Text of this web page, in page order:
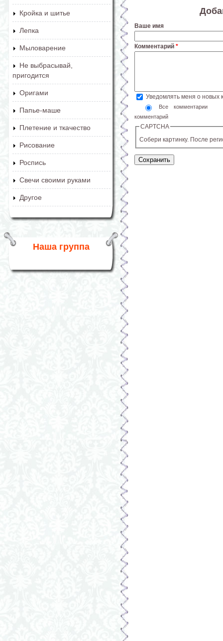
Кройка и шитье
Лепка
Мыловарение
Не выбрасывай,
пригодится
Оригами
Папье-маше
Плетение и ткачество
Рисование
Роспись
Свечи своими руками
Другое
Наша группа
Ваше имя
Комментарий *
Уведомлять меня о новых
Все комментарии
комментарий
CAPTCHA
Собери картинку. После